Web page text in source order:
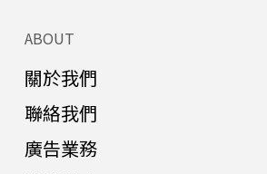
ABOUT
關於我們
聯絡我們
廣告業務